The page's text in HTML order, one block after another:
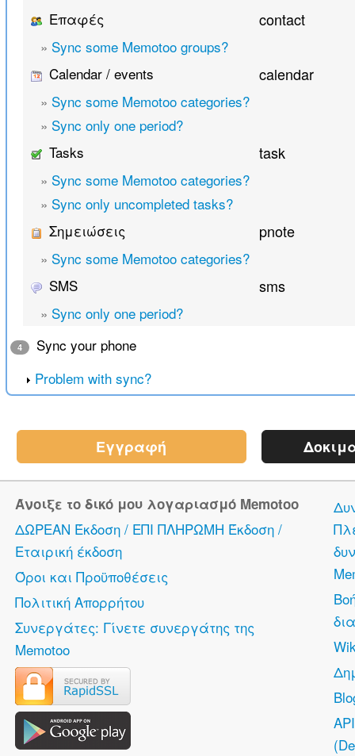
Επαφές contact
» Sync some Memotoo groups?
Calendar / events
calendar
» Sync some Memotoo categories?
» Sync only one period?
Tasks
task
» Sync some Memotoo categories?
» Sync only uncompleted tasks?
Σημειώσεις
pnote
» Sync some Memotoo categories?
SMS
sms
» Sync only one period?
4
Sync your phone
Problem with sync?
Εγγραφή
Άνοιξε το δικό μου λογαριασμό Memotoo
ΔΩΡΕΑΝ Έκδοση / ΕΠΙ ΠΛΗΡΩΜΗ Έκδοση /
Εταιρική έκδοση
Όροι και Προϋποθέσεις
Πολιτική Απορρήτου
Συνεργάτες: Γίνετε συνεργάτης της
Memotoo